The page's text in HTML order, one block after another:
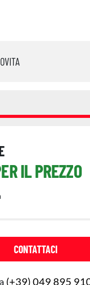
IL PREZZO
CONTATTACI
(+39) 049 895